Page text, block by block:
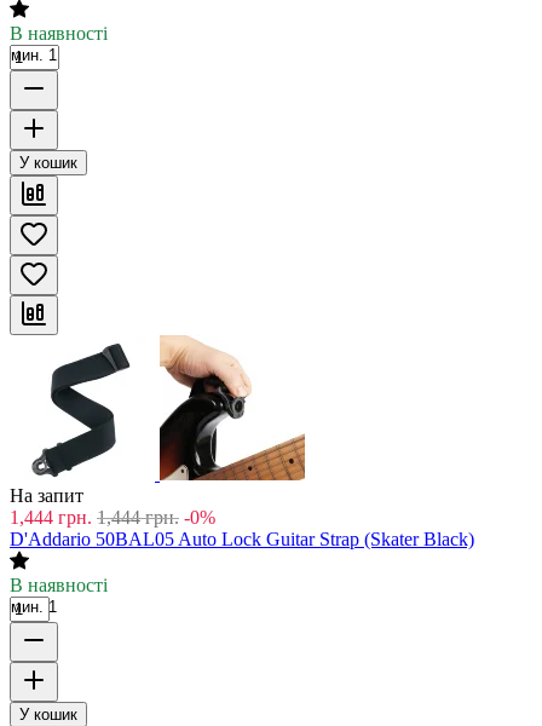
В наявності
мин. 1
У кошик
На запит
1,444 грн. 1,444 грн. -0%
D'Addario 50BAL05 Auto Lock Guitar Strap (Skater Black)
В наявності
мин. 1
У кошик